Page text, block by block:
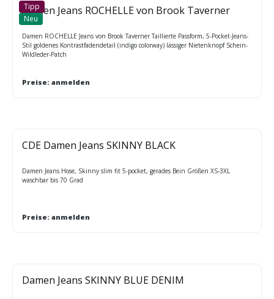
Tipp
Neu
Damen Jeans ROCHELLE von Brook Taverner
Damen ROCHELLE Jeans von Brook Taverner Taillierte Passform, 5-Pocket-Jeans-
Stil goldenes Kontrastfadendetail (indigo colorway) lässiger Nietenknopf Schein-
Wildleder-Patch
Preise: anmelden
CDE Damen Jeans SKINNY BLACK
Damen Jeans Hose, Skinny slim fit 5-pocket, gerades Bein Größen XS-3XL
waschbar bis 70 Grad
Preise: anmelden
Damen Jeans SKINNY BLUE DENIM